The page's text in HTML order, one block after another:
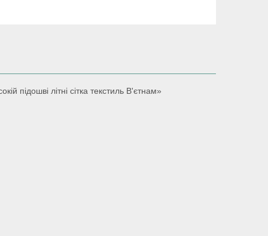
підошві літні сітка текстиль В'єтнам»